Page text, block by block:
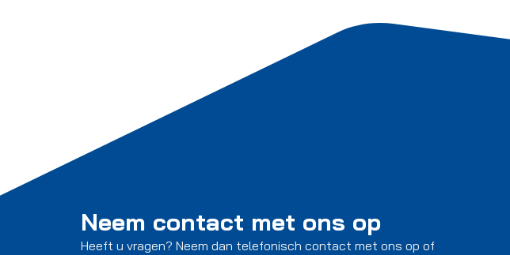
Neem contact met ons op
Heeft u vragen? Neem dan telefonisch contact met ons op of